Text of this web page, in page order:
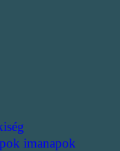
imanapok